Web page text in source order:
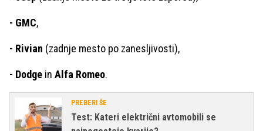
- GMC,
- Rivian (zadnje mesto po zanesljivosti),
- Dodge in Alfa Romeo.
PREBERI ŠE
Test: Kateri električni avtomobili se